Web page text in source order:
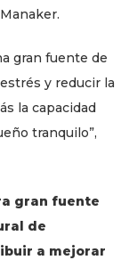
gran fuente de
y reducir la
la capacidad
tranquilo”,
gran fuente
de
a mejorar